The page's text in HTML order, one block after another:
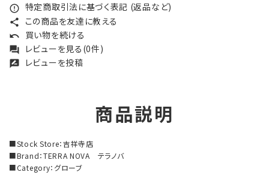
error_outline 特定商取引法に基づく表記 (返品など)
share この商品を友達に教える
undo 買い物を続ける
forum レビューを見る(0件)
rate_review レビューを投稿
商品説明
■Stock Store：吉祥寺店
■Brand：TERRA NOVA テラノバ
■Category：グローブ